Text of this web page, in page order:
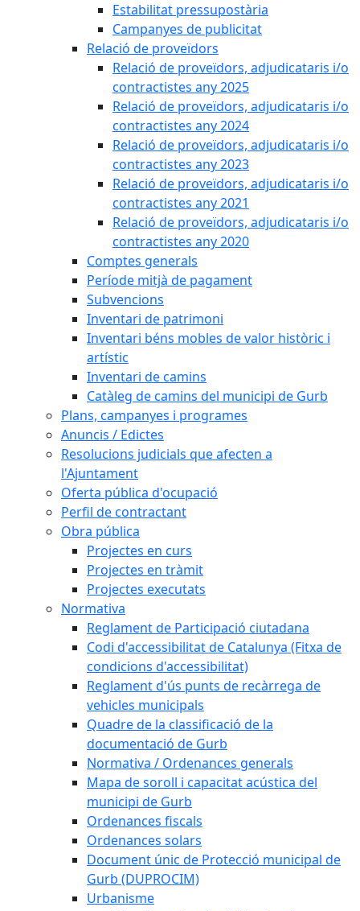
Estabilitat pressupostària
Campanyes de publicitat
Relació de proveïdors
Relació de proveïdors, adjudicataris i/o
contractistes any 2025
Relació de proveïdors, adjudicataris i/o
contractistes any 2024
Relació de proveïdors, adjudicataris i/o
contractistes any 2023
Relació de proveïdors, adjudicataris i/o
contractistes any 2021
Relació de proveïdors, adjudicataris i/o
contractistes any 2020
Comptes generals
Període mitjà de pagament
Subvencions
Inventari de patrimoni
Inventari béns mobles de valor històric i
artístic
Inventari de camins
Catàleg de camins del municipi de Gurb
Plans, campanyes i programes
Anuncis / Edictes
Resolucions judicials que afecten a
l'Ajuntament
Oferta pública d'ocupació
Perfil de contractant
Obra pública
Projectes en curs
Projectes en tràmit
Projectes executats
Normativa
Reglament de Participació ciutadana
Codi d'accessibilitat de Catalunya (Fitxa de
condicions d'accessibilitat)
Reglament d'ús punts de recàrrega de
vehicles municipals
Quadre de la classificació de la
documentació de Gurb
Normativa / Ordenances generals
Mapa de soroll i capacitat acústica del
municipi de Gurb
Ordenances fiscals
Ordenances solars
Document únic de Protecció municipal de
Gurb (DUPROCIM)
Urbanisme